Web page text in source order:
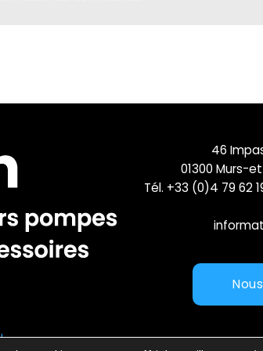
46
01300 Murs-
Tél. +33 (0)4 79 62